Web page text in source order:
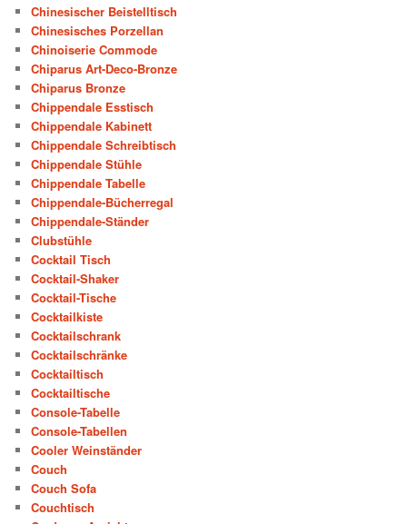
Chinesischer Beistelltisch
Chinesisches Porzellan
Chinoiserie Commode
Chiparus Art-Deco-Bronze
Chiparus Bronze
Chippendale Esstisch
Chippendale Kabinett
Chippendale Schreibtisch
Chippendale Stühle
Chippendale Tabelle
Chippendale-Bücherregal
Chippendale-Ständer
Clubstühle
Cocktail Tisch
Cocktail-Shaker
Cocktail-Tische
Cocktailkiste
Cocktailschrank
Cocktailschränke
Cocktailtisch
Cocktailtische
Console-Tabelle
Console-Tabellen
Cooler Weinständer
Couch
Couch Sofa
Couchtisch